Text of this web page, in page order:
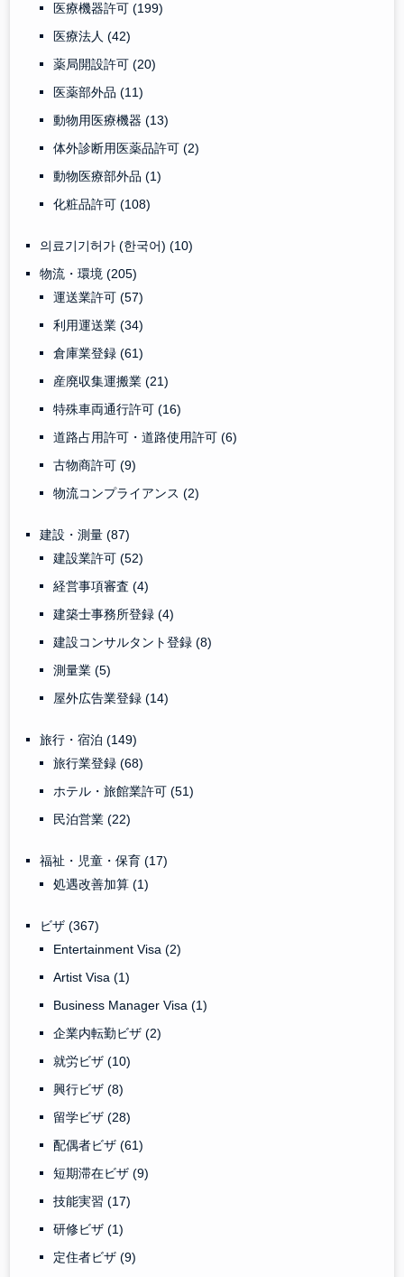
医療機器許可(199)
医療法人(42)
薬局開設許可(20)
医薬部外品(11)
動物用医療機器(13)
体外診断用医薬品許可(2)
動物医療部外品(1)
化粧品許可(108)
의료기기허가 (한국어)(10)
物流・環境(205)
運送業許可(57)
利用運送業(34)
倉庫業登録(61)
産廃収集運搬業(21)
特殊車両通行許可(16)
道路占用許可・道路使用許可(6)
古物商許可(9)
物流コンプライアンス(2)
建設・測量(87)
建設業許可(52)
経営事項審査(4)
建築士事務所登録(4)
建設コンサルタント登録(8)
測量業(5)
屋外広告業登録(14)
旅行・宿泊(149)
旅行業登録(68)
ホテル・旅館業許可(51)
民泊営業(22)
福祉・児童・保育(17)
処遇改善加算(1)
ビザ(367)
Entertainment Visa(2)
Artist Visa(1)
Business Manager Visa(1)
企業内転勤ビザ(2)
就労ビザ(10)
興行ビザ(8)
留学ビザ(28)
配偶者ビザ(61)
短期滞在ビザ(9)
技能実習(17)
研修ビザ(1)
定住者ビザ(9)